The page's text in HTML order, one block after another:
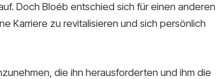
Doch Bloéb entschied sich für einen anderen
Karriere zu revitalisieren und sich persönlich
die ihn herausforderten und ihm die